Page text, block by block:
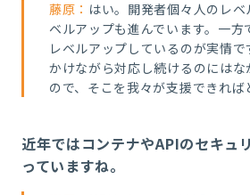
藤原： はい。開発者個々人のレ
ベルアップも進んでいます。一方
レベルアップしているのが実情
かけながら対応し続けるのには
ので、そこを我々が支援できれば
近年ではコンテナやAPIのセキュ
っていますね。